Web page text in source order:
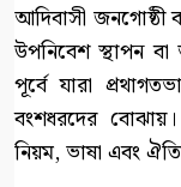
আদিবাসী জনগোষ্ঠী
উপনিবেশ স্থাপন
পূর্বে যারা
বংশধরদের
নিয়ম, ভাষা এবং